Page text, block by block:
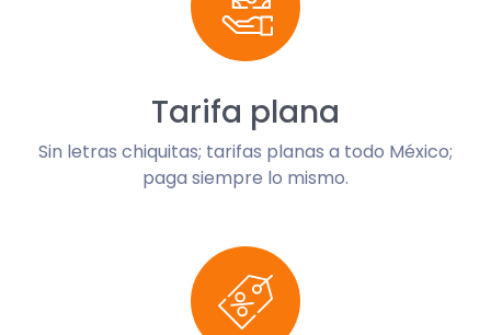
Tarifa plana
Sin letras chiquitas; tarifas planas a todo México;
paga siempre lo mismo.